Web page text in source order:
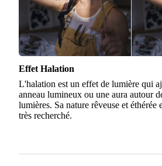
Effet Halation
L'halation est un effet de lumière qui
anneau lumineux ou une aura autour
lumières. Sa nature rêveuse et éthérée
très recherché.